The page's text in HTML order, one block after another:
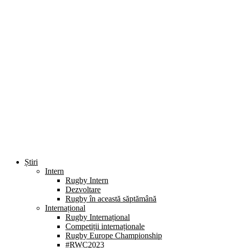
Știri
Intern
Rugby Intern
Dezvoltare
Rugby în această săptămână
Internațional
Rugby Internațional
Competiții internaționale
Rugby Europe Championship
#RWC2023